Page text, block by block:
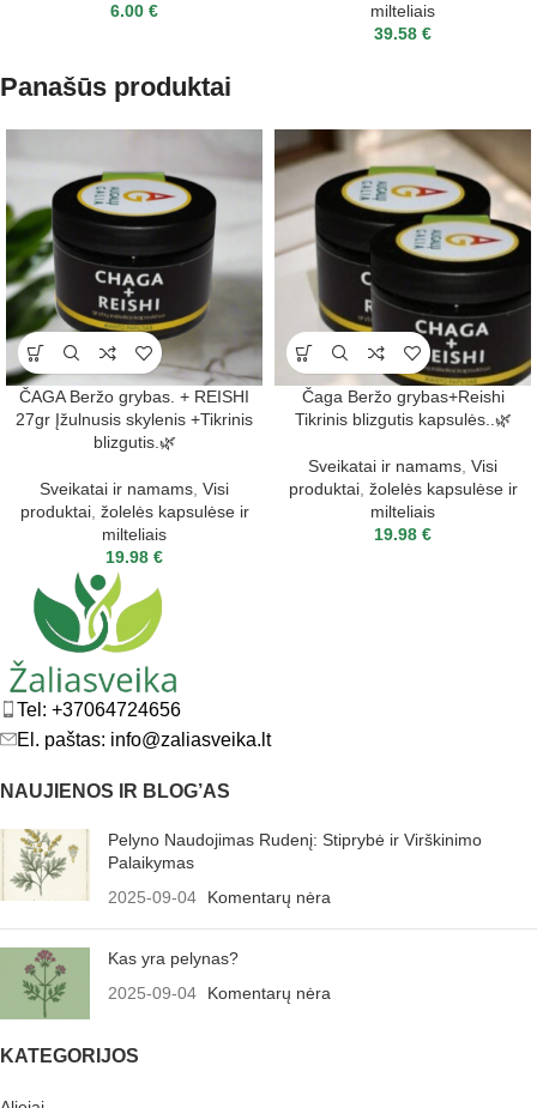
6.00 €
milteliais
39.58 €
Panašūs produktai
ČAGA Beržo grybas. + REISHI
27gr Įžulnusis skylenis +Tikrinis
blizgutis.🌿
Sveikatai ir namams Visi
produktai, žolelės kapsulėse ir
milteliais
19.98 €
Čaga Beržo grybas+Reishi
Tikrinis blizgutis kapsulės..🌿
Sveikatai ir namams Visi
produktai, žolelės kapsulėse ir
milteliais
19.98 €
Tel: +37064724656
El. paštas: info@zaliasveika.lt
NAUJIENOS IR BLOG’AS
Pelyno Naudojimas Rudenį: Stiprybė ir Virškinimo
Palaikymas
2025-09-04
Komentarų nėra
Kas yra pelynas?
2025-09-04
Komentarų nėra
KATEGORIJOS